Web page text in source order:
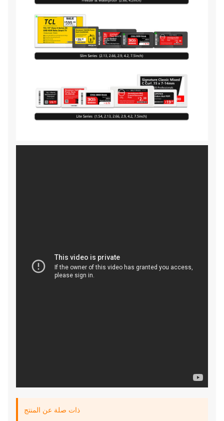
ذات صلة عن المنتج